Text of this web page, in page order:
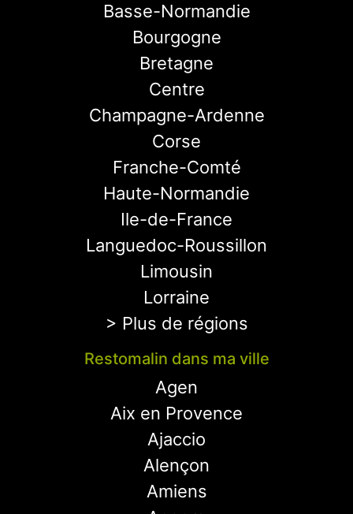
Basse-Normandie
Bourgogne
Bretagne
Centre
Champagne-Ardenne
Corse
Franche-Comté
Haute-Normandie
Ile-de-France
Languedoc-Roussillon
Limousin
Lorraine
> Plus de régions
Restomalin dans ma ville
Agen
Aix en Provence
Ajaccio
Alençon
Amiens